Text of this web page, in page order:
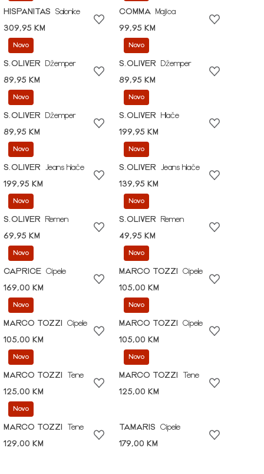
HISPANITAS
Salonke
309,95 KM
COMMA
Majica
99,95 KM
Novo
S.OLIVER
Džemper
89,95 KM
Novo
S.OLIVER
Džemper
89,95 KM
Novo
S.OLIVER
Džemper
89,95 KM
Novo
S.OLIVER
Hlače
199,95 KM
Novo
S.OLIVER
Jeans hlače
199,95 KM
Novo
S.OLIVER
Jeans hlače
139,95 KM
Novo
S.OLIVER
Remen
69,95 KM
Novo
S.OLIVER
Remen
49,95 KM
Novo
CAPRICE Cipele
169,00 KM
Novo
MARCO TOZZI
Cipele
105,00 KM
Novo
MARCO TOZZI
Cipele
105,00 KM
Novo
MARCO TOZZI
Cipele
105,00 KM
Novo
MARCO TOZZI
Tene
125,00 KM
Novo
MARCO TOZZI
Tene
125,00 KM
Novo
MARCO TOZZI
Tene
129,00 KM
TAMARIS
Cipele
179,00 KM